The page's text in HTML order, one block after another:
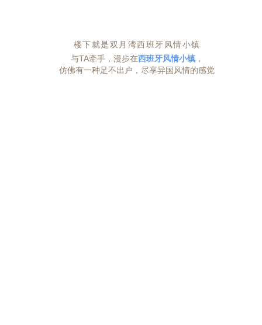
楼下就是双月湾西班牙风情小镇
与TA牵手，漫步在西班牙风情小镇，
仿佛有一种足不出户，尽享异国风情的感觉